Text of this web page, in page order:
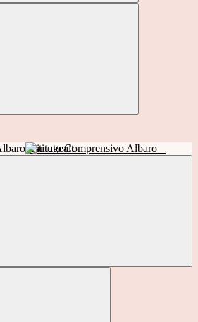
Istituto Comprensivo Albaro